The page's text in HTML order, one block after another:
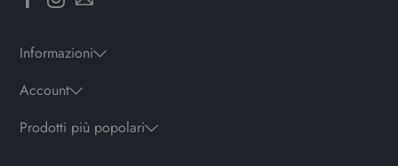
Informazioni
Account
Prodotti più popolari